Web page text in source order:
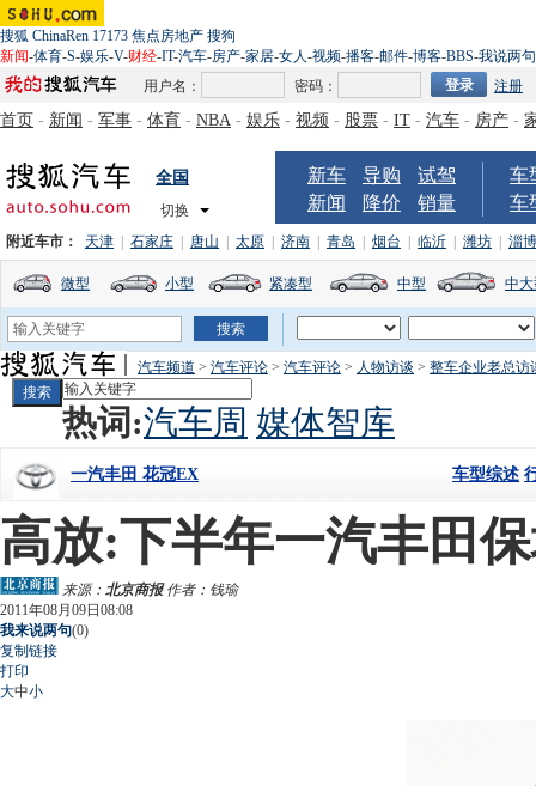
搜狐 ChinaRen 17173 焦点房地产 搜狗
新闻-体育-S-娱乐-V-财经-IT-汽车-房产-家居-女人-视频-播客-邮件-博客-BBS-我说两句
用户名：
密码： 注册
首页 - 新闻 - 军事 - 体育 - NBA - 娱乐 - 视频 - 股票 - IT - 汽车 - 房产 -
全国
切换
新车 导购
试驾
新闻
降价 销量
车
车
附近车市： 天津 石家庄 唐山 太原 济南 青岛 烟台 临沂 潍坊 淄博
微型 小型 紧凑型 中型 中
汽车频道 > 汽车评论 > 汽车评论 > 人物访谈 > 整车企业老总访
热词:汽车周 媒体智库
车型综述
一汽丰田 花冠EX
高放:下半年一汽丰田
来源： 北京商报作者：钱瑜
2011年08月09日08:08
我来说两句(0)
复制链接
打印
大中小